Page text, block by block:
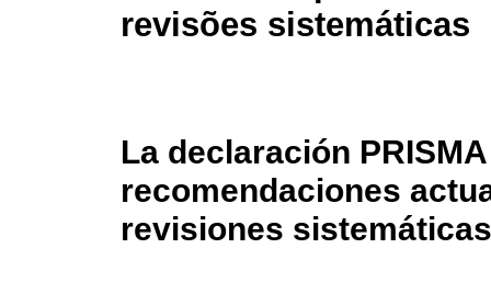
revisões sistemáticas
La declaración
recomendaciones
revisiones sistemáticas